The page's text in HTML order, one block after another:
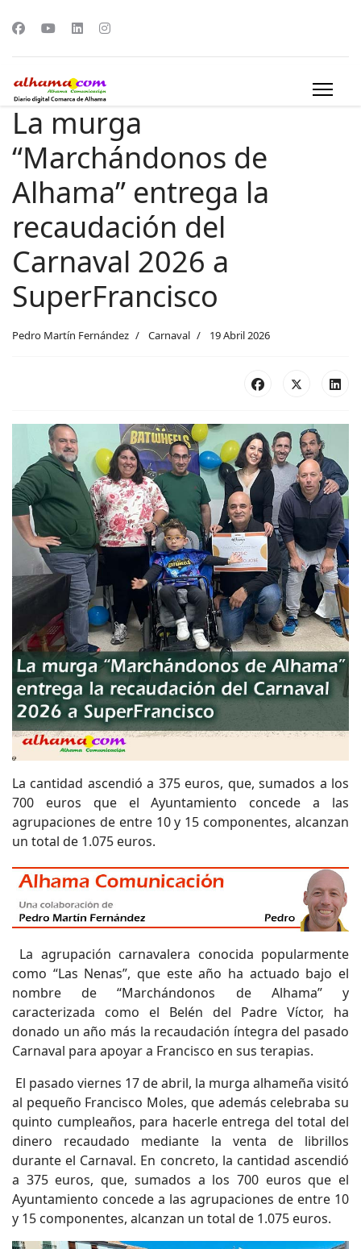
La murga
“Marchándonos de
Alhama” entrega la
recaudación del
Carnaval 2026 a
SuperFrancisco
Pedro Martín Fernández Carnaval 19 Abril 2026
La cantidad ascendió a 375 euros, que, sumados a los
700 euros que el Ayuntamiento concede a las
agrupaciones de entre 10 y 15 componentes, alcanzan
un total de 1.075 euros.
La agrupación carnavalera conocida popularmente
como “Las Nenas”, que este año ha actuado bajo el
nombre de “Marchándonos de Alhama” y
caracterizada como el Belén del Padre Víctor, ha
donado un año más la recaudación íntegra del pasado
Carnaval para apoyar a Francisco en sus terapias.
El pasado viernes 17 de abril, la murga alhameña visitó
al pequeño Francisco Moles, que además celebraba su
quinto cumpleaños, para hacerle entrega del total del
dinero recaudado mediante la venta de librillos
durante el Carnaval. En concreto, la cantidad ascendió
a 375 euros, que, sumados a los 700 euros que el
Ayuntamiento concede a las agrupaciones de entre 10
y 15 componentes, alcanzan un total de 1.075 euros.